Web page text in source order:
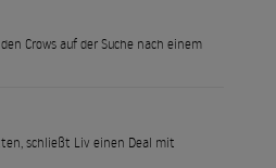
Crows auf der Suche nach einem
schließt Liv einen Deal mit